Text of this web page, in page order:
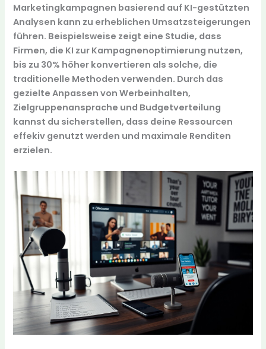
Marketingkampagnen basierend auf KI-gestützten
Analysen kann zu erheblichen Umsatzsteigerungen
führen. Beispielsweise zeigt eine Studie, dass
Firmen, die KI zur Kampagnenoptimierung nutzen,
bis zu 30% höher konvertieren als solche, die
traditionelle Methoden verwenden. Durch das
gezielte Anpassen von Werbeinhalten,
Zielgruppenansprache und Budgetverteilung
kannst du sicherstellen, dass deine Ressourcen
effekiv genutzt werden und maximale Renditen
erzielen.